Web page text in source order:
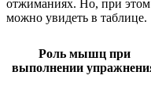
отжиманиях. Но, при этом
можно увидеть в таблице.
Роль мышц при
выполнении